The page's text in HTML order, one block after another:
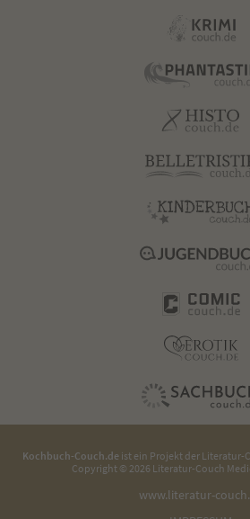
Kochbuch-Couch.deist ein Projekt der Literatur-
Copyright © 2026 Literatur-Couch
www.literatur-